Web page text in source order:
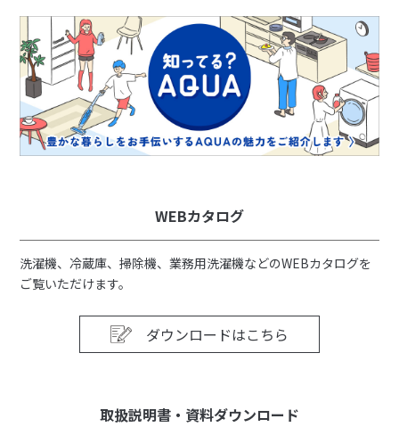
WEBカタログ
洗濯機、冷蔵庫、掃除機、業務用洗濯機などのWEBカタログを
ご覧いただけます。
ダウンロードはこちら
取扱説明書・資料ダウンロード